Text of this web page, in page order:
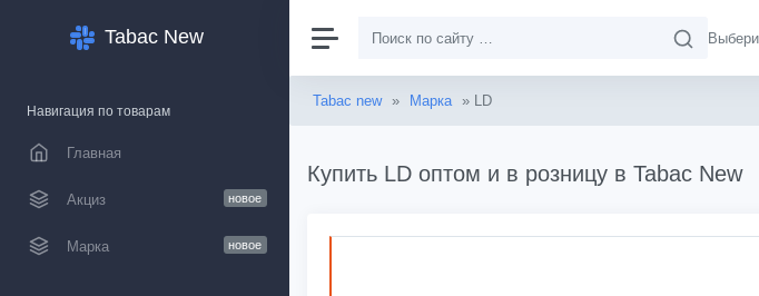
Tabac New
Навигация по товарам
Главная
Акциз новое
Марка новое
Tabac new » Марка » LD
Купить LD оптом и в розницу в Tabac New